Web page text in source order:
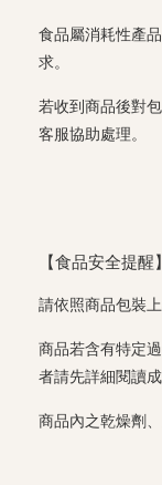
食品屬消耗性產
求。
若收到商品後對
客服協助處理。
【食品安全提醒】
請依照商品包裝
商品若含有特定
者請先詳細閱讀成
商品內之乾燥劑